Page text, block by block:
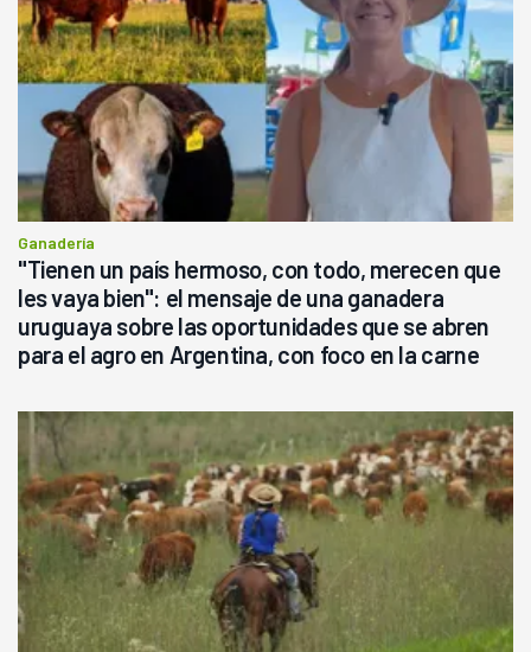
Ganadería
"Tienen un país hermoso, con todo, merecen que
les vaya bien": el mensaje de una ganadera
uruguaya sobre las oportunidades que se abren
para el agro en Argentina, con foco en la carne